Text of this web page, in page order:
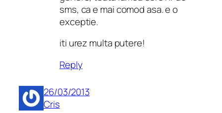
sms, ca e mai comod asa. e o
exceptie.
iti urez multa putere!
Reply
26/03/2013
Cris